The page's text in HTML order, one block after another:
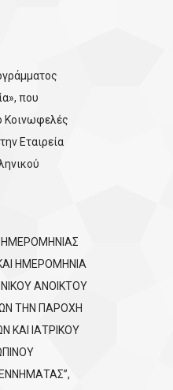
που
Κοινωφελές
Εταιρεία
ΗΜΕΡΟΜΗΝΙΑΣ
ΗΜΕΡΟΜΗΝΙΑ
ΑΝΟΙΚΤΟΥ
ΤΗΝ ΠΑΡΟΧΗ
ΚΑΙ ΙΑΤΡΙΚΟΥ